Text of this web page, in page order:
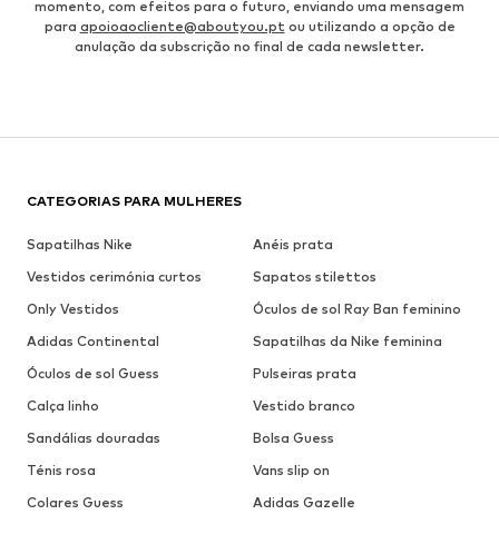
momento, com efeitos para o futuro, enviando uma mensagem
para apoioaocliente@aboutyou.ptou utilizando a opção de
anulação da subscrição no final de cada newsletter.
CATEGORIAS PARA MULHERES
Sapatilhas Nike
Anéis prata
Vestidos cerimónia curtos
Sapatos stilettos
Only Vestidos
Óculos de sol Ray Ban feminino
Adidas Continental
Sapatilhas da Nike feminina
Óculos de sol Guess
Pulseiras prata
Calça linho
Vestido branco
Sandálias douradas
Bolsa Guess
Ténis rosa
Vans slip on
Colares Guess
Adidas Gazelle